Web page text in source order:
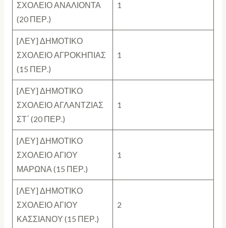
ΣΧΟΛΕΙΟ ΑΝΑΛΙΟΝΤΑ
(20 ΠΕΡ.)
1
[ΛΕΥ] ΔΗΜΟΤΙΚΟ
ΣΧΟΛΕΙΟ ΑΓΡΟΚΗΠΙΑΣ
(15 ΠΕΡ.)
1
[ΛΕΥ] ΔΗΜΟΤΙΚΟ
ΣΧΟΛΕΙΟ ΑΓΛΑΝΤΖΙΑΣ
ΣΤ΄ (20 ΠΕΡ.)
1
[ΛΕΥ] ΔΗΜΟΤΙΚΟ
ΣΧΟΛΕΙΟ ΑΓΙΟΥ
ΜΑΡΩΝΑ (15 ΠΕΡ.)
1
[ΛΕΥ] ΔΗΜΟΤΙΚΟ
ΣΧΟΛΕΙΟ ΑΓΙΟΥ
ΚΑΣΣΙΑΝΟΥ (15 ΠΕΡ.)
2